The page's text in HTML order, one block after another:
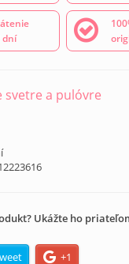
dní
svetre a pulóvre
Ukážte ho
+1